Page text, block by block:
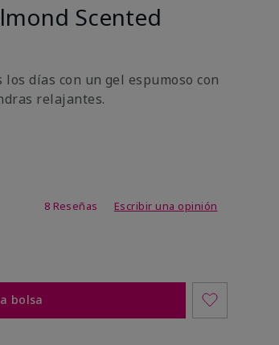
Scented
días con un gel espumoso con
relajantes.
8 Reseñas Escribir una opinión
bolsa